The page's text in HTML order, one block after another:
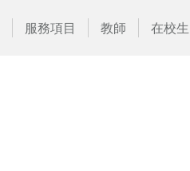
服務項目 教師 在校生